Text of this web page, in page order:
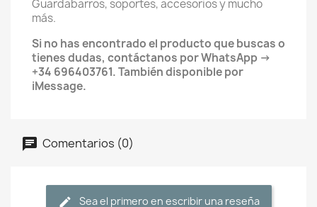
Guardabarros, soportes, accesorios y mucho
más.
Si no has encontrado el producto que buscas o
tienes dudas, contáctanos por WhatsApp →
+34 696403761. También disponible por
iMessage.
Comentarios (0)
Sea el primero en escribir una reseña